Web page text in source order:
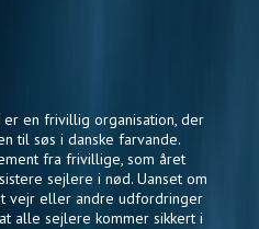
er en frivillig organisation, der
til søs i danske farvande.
fra frivillige, som året
sejlere i nød. Uanset om
vejr eller andre udfordringer
alle sejlere kommer sikkert i